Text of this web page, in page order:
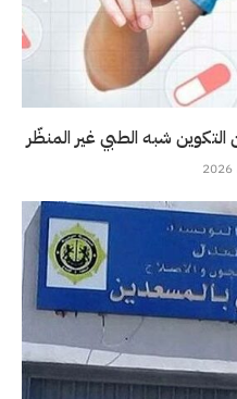
شبه الطبي غير المنظّر